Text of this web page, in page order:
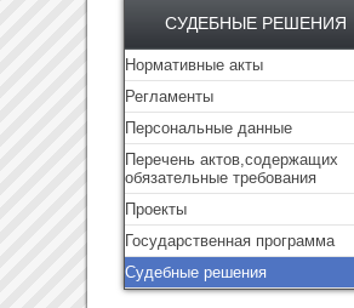
СУДЕБНЫЕ РЕШЕНИЯ
Нормативные акты
Регламенты
Персональные данные
Перечень актов,содержащих
обязательные требования
Проекты
Государственная программа
Судебные решения